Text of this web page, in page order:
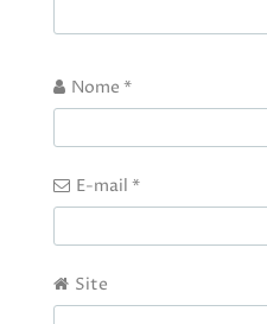
Nome *
E-mail *
Site